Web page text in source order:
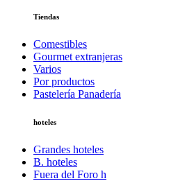
Tiendas
Comestibles
Gourmet extranjeras
Varios
Por productos
Pastelería Panadería
hoteles
Grandes hoteles
B. hoteles
Fuera del Foro h